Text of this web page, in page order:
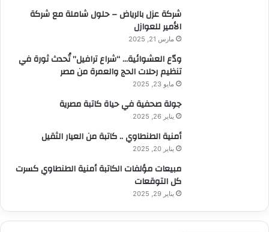
شركة عزل بالرياض – حلول شاملة مع شركة
الأمير للعوازل
مارس 21, 2025
ودّع العشوائية… “شراع ترافيل” تُحدث ثورة في
تنظيم رحلات الحج والعمرة من مصر
مايو 23, 2025
جولة صحفية في حياة كاتبة مصرية
يناير 26, 2025
أمنية الطنطاوي .. كاتبة من العيار الثقيل
يناير 20, 2025
مبيعات مؤلفات الكاتبة أمنية الطنطاوي كسرت
كل التوقعات
يناير 29, 2025